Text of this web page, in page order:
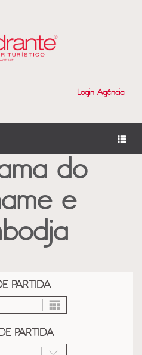
Login Agência
do
e
PARTIDA
PARTIDA